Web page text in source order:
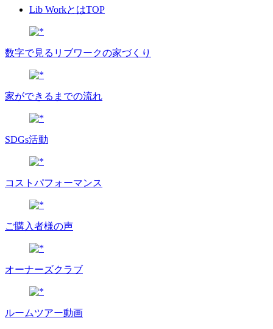
Lib WorkとはTOP
数字で⾒るリブワークの家づくり
家ができるまでの流れ
SDGs活動
コストパフォーマンス
ご購入者様の声
オーナーズクラブ
ルームツアー動画